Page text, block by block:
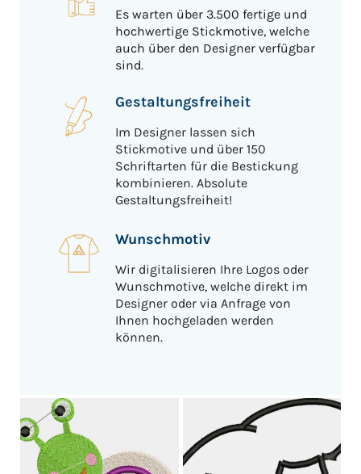
Es warten über 3.500 fertige und
hochwertige Stickmotive, welche
auch über den Designer verfügbar
sind.
Gestaltungsfreiheit
Im Designer lassen sich
Stickmotive und über 150
Schriftarten für die Bestickung
kombinieren. Absolute
Gestaltungsfreiheit!
Wunschmotiv
Wir digitalisieren Ihre Logos oder
Wunschmotive, welche direkt im
Designer oder via Anfrage von
Ihnen hochgeladen werden
können.